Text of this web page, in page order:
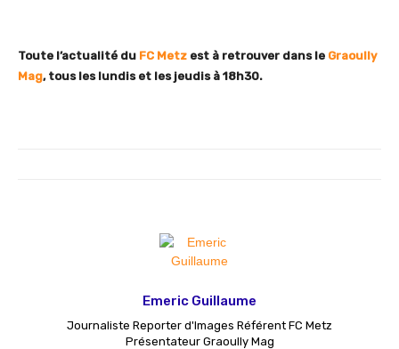
Toute l’actualité du FC Metz est à retrouver dans le Graoully
Mag, tous les lundis et les jeudis à 18h30.
Emeric Guillaume
Journaliste Reporter d'Images Référent FC Metz
Présentateur Graoully Mag